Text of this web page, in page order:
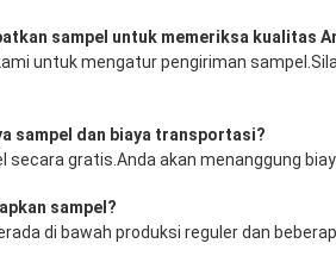
sampel untuk memeriksa kualitas
untuk mengatur pengiriman
sampel dan biaya transportasi?
secara gratis.Anda akan menanggung
sampel?
di bawah produksi reguler dan